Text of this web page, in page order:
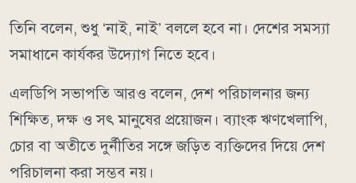
তিনি বলেন, শুধু ‘নাই, নাই’ বললে হবে না। দেশের সমস্যা
সমাধানে কার্যকর উদ্যোগ নিতে হবে।
এলডিপি সভাপতি আরও বলেন, দেশ পরিচালনার জন্য
শিক্ষিত, দক্ষ ও সৎ মানুষের প্রয়োজন। ব্যাংক ঋণখেলাপি,
চোর বা অতীতে দুর্নীতির সঙ্গে জড়িত ব্যক্তিদের দিয়ে দেশ
পরিচালনা করা সম্ভব নয়।